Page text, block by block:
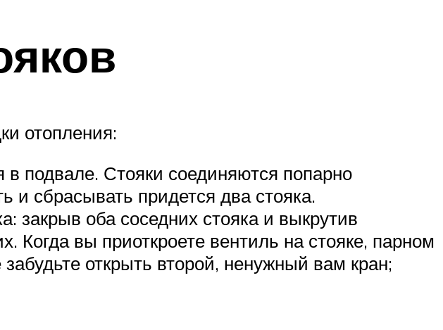
отопления:
подвале. Стояки соединяются попарно
и сбрасывать придется два стояка.
закрыв оба соседних стояка и выкрутив
Когда вы приоткроете вентиль на стояке, парном
открыть второй, ненужный вам кран;